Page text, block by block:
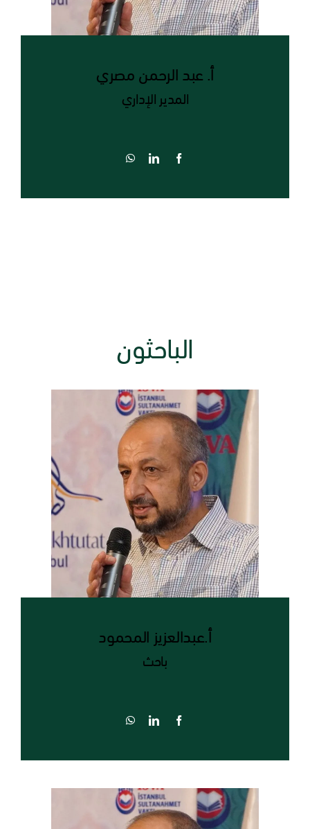
أ. عبد الرحمن مصري
المدير الإداري
الباحثون
أ.عبدالعزيز المحمود
باحث